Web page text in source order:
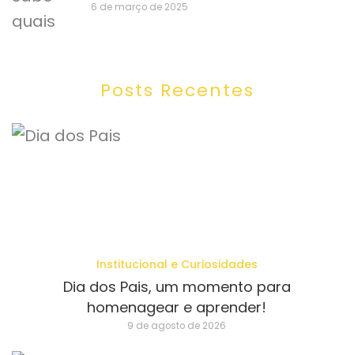
6 de março de 2025
Posts Recentes
Institucional e Curiosidades
Dia dos Pais, um momento para
homenagear e aprender!
9 de agosto de 2026